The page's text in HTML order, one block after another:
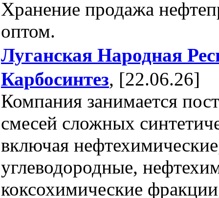
Хранение продажа
оптом.
Луганская Народная
Карбосинтез, [22.06.26]
Компания занимается
смесей сложных
включая
углеводородные,
коксохимические